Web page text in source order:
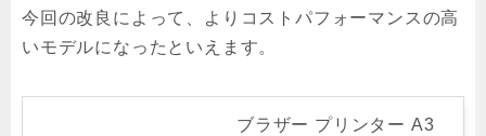
今回の改良によって、よりコストパフォーマンスの高
いモデルになったといえます。
ブラザー プリンター A3